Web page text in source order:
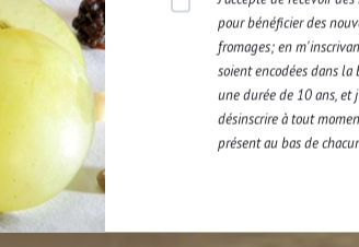
vinaigrette.
Ecalez l’œuf mollet, déposez-le au centre du
couteau pour qu’il coule. Dégustez sans attendre.
Astuce : vous pouvez aussi utiliser un reste de
environ 150 g.
pour bénéficier des
fromages; en
soient encodées dans la
une durée de 10 ans,
désinscrire à tout
présent au bas de